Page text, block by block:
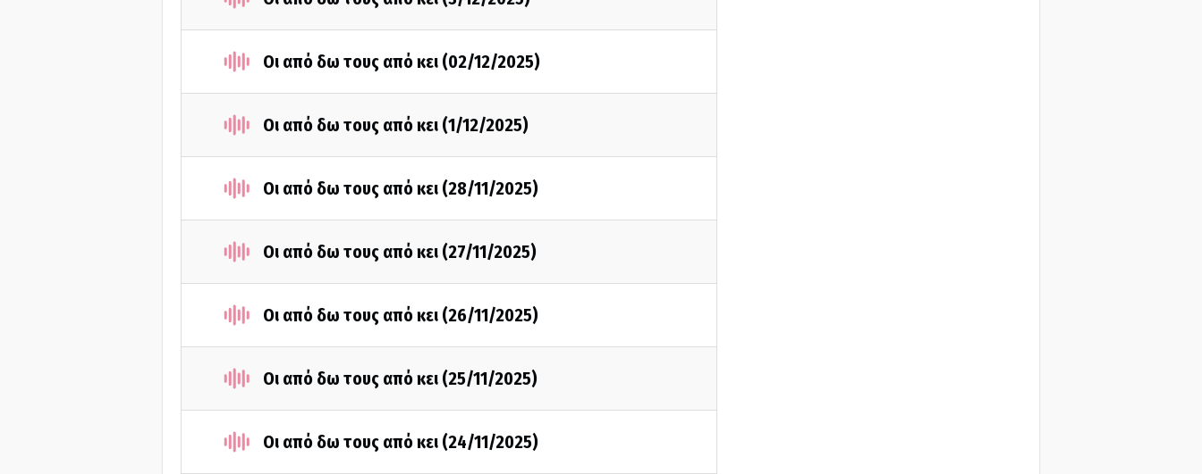
Οι από δω τους από κει (02/12/2025)
Οι από δω τους από κει (1/12/2025)
Οι από δω τους από κει (28/11/2025)
Οι από δω τους από κει (27/11/2025)
Οι από δω τους από κει (26/11/2025)
Οι από δω τους από κει (25/11/2025)
Οι από δω τους από κει (24/11/2025)